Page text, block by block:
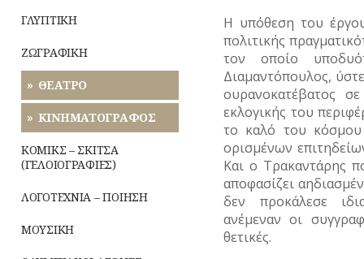
ΓΛΥΠΤΙΚΗ
ΖΩΓΡΑΦΙΚΗ
ΘΕΑΤΡΟ
ΚΙΝΗΜΑΤΟΓΡΑΦΟΣ
ΚΟΜΙΚΣ – ΣΚΙΤΣΑ
(ΓΕΛΟΙΟΓΡΑΦΙΕΣ)
ΛΟΓΟΤΕΧΝΙΑ – ΠΟΙΗΣΗ
ΜΟΥΣΙΚΗ
Η υπόθεση του
πολιτικής
τον οποίο
Διαμαντόπουλος,
ουρανοκατέβατος
εκλογικής του
το καλό του κόσμου
ορισμένων
Και ο Τρακαντάρης
αποφασίζει
δεν προκάλεσε
ανέμεναν οι
θετικές.